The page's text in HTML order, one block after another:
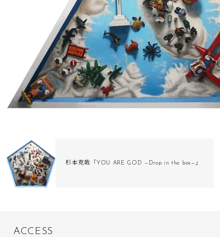
杉本克哉「YOU ARE GOD —Drop in the box—」
ACC ESS